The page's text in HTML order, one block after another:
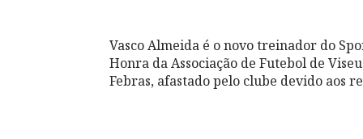
Vasco Almeida é o novo treinador do
Honra da Associação de Futebol de
Febras, afastado pelo clube devido aos